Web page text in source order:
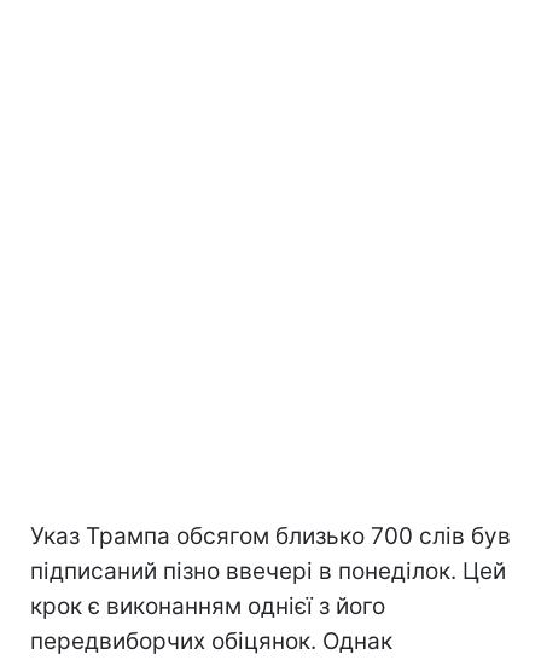
Указ Трампа обсягом близько 700 слів був
підписаний пізно ввечері в понеділок. Цей
крок є виконанням однієї з його
передвиборчих обіцянок. Однак